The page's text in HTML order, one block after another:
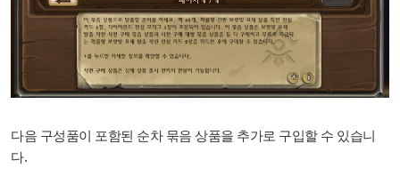
다음 구성품이 포함된 순차 묶음 상품을 추가로 구입할 수 있습니
다.